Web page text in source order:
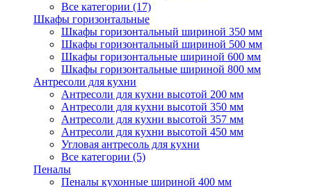
Все категории (17)
Шкафы горизонтальные
Шкафы горизонтальный шириной 350 мм
Шкафы горизонтальный шириной 500 мм
Шкафы горизонтальные шириной 600 мм
Шкафы горизонтальные шириной 800 мм
Антресоли для кухни
Антресоли для кухни высотой 200 мм
Антресоли для кухни высотой 350 мм
Антресоли для кухни высотой 357 мм
Антресоли для кухни высотой 450 мм
Угловая антресоль для кухни
Все категории (5)
Пеналы
Пеналы кухонные шириной 400 мм